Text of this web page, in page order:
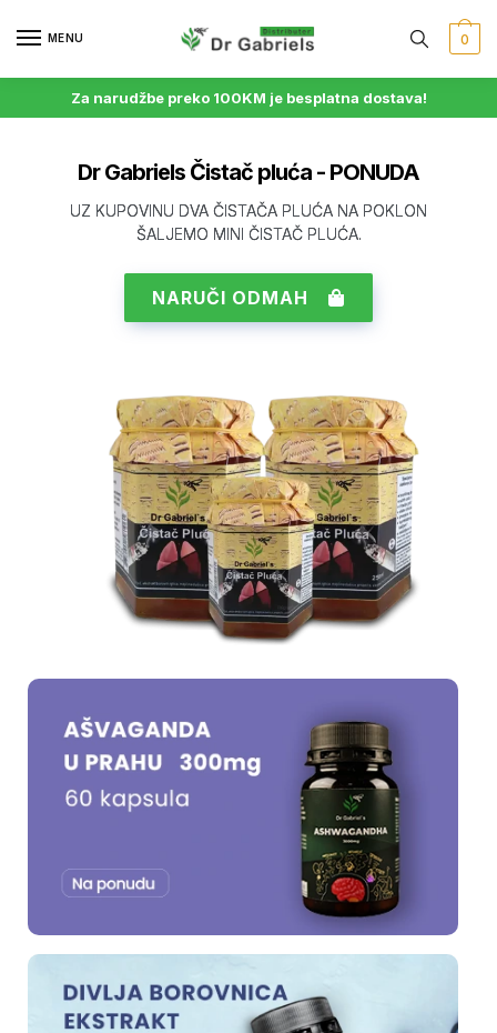
MENU 0
Za narudžbe preko 100KM je besplatna dostava!
Dr Gabriels Čistač pluća - PONUDA
UZ KUPOVINU DVA ČISTAČA PLUĆA NA POKLON
ŠALJEMO MINI ČISTAČ PLUĆA.
NARUČI ODMAH